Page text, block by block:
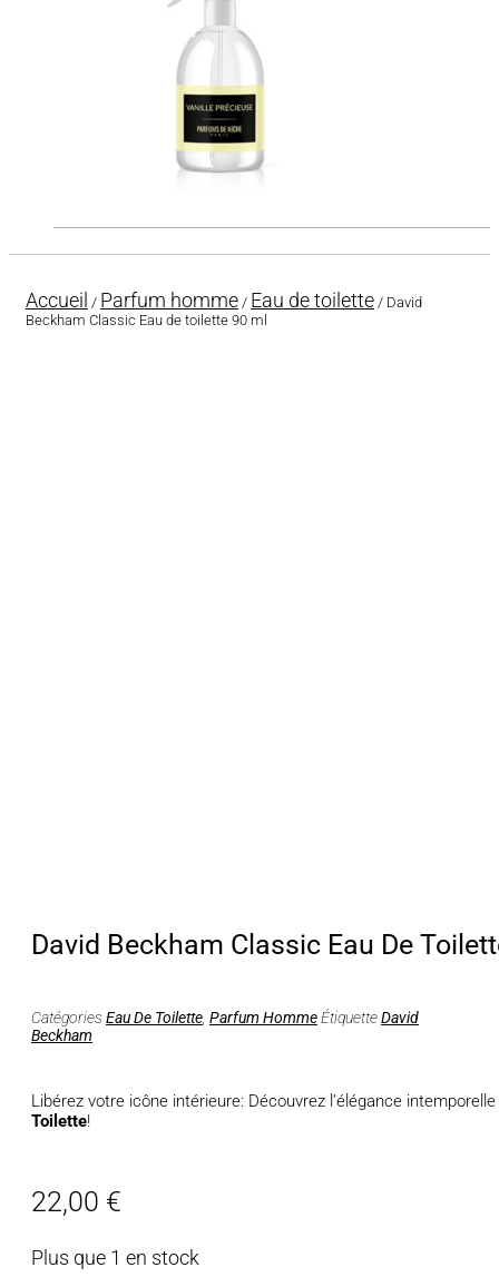
Accueil / Parfum homme / Eau de toilette / David
Beckham Classic Eau de toilette 90 ml
David Beckham Classic Eau De
CatégoriesEau De Toilette Parfum HommeÉtiquetteDavid
Beckham
Libérez votre icône intérieure: Découvrez l’élégance
Toilette!
22,00 €
Plus que 1 en stock